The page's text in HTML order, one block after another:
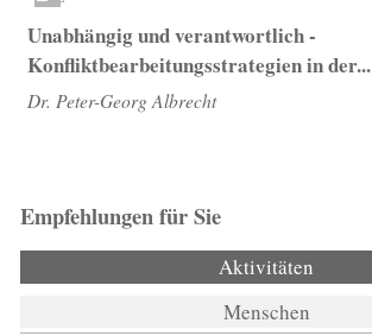
Unabhängig und verantwortlich -
Konfliktbearbeitungsstrategien in der...
Dr. Peter-Georg Albrecht
Empfehlungen für Sie
Aktivitäten
Menschen